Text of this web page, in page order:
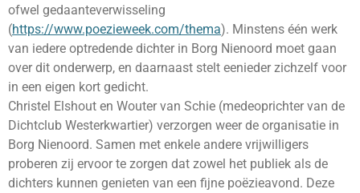
ofwel gedaanteverwisseling
(https://www.poezieweek.com/thema). Minstens één werk
van iedere optredende dichter in Borg Nienoord moet gaan
over dit onderwerp, en daarnaast stelt eenieder zichzelf voor
in een eigen kort gedicht.
Christel Elshout en Wouter van Schie (medeoprichter van de
Dichtclub Westerkwartier) verzorgen weer de organisatie in
Borg Nienoord. Samen met enkele andere vrijwilligers
proberen zij ervoor te zorgen dat zowel het publiek als de
dichters kunnen genieten van een fijne poëzieavond. Deze